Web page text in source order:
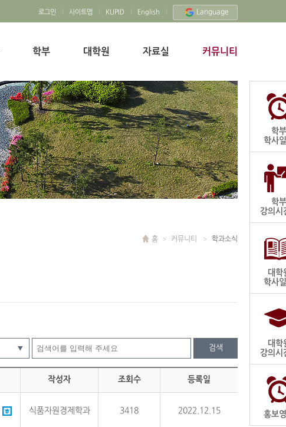
로그인 사이트맵 KUPID English Language
학부 대학원 자료실 커뮤니티
홈 커뮤니티 학과소식
검색
작성자 조회수 등록일
식품자원경제학과 3418 2022.12.15
학부
학사
학부
강의시
대학
학사
대학
강의시
홍보